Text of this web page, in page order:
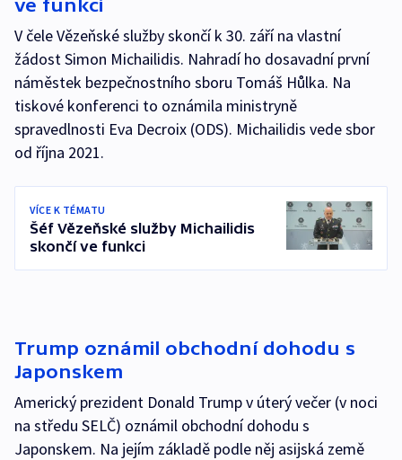
ve funkci
V čele Vězeňské služby skončí k 30. září na vlastní
žádost Simon Michailidis. Nahradí ho dosavadní první
náměstek bezpečnostního sboru Tomáš Hůlka. Na
tiskové konferenci to oznámila ministryně
spravedlnosti Eva Decroix (ODS). Michailidis vede sbor
od října 2021.
VÍCE K TÉMATU
Šéf Vězeňské služby Michailidis
skončí ve funkci
Trump oznámil obchodní dohodu s
Japonskem
Americký prezident Donald Trump v úterý večer (v noci
na středu SELČ) oznámil obchodní dohodu s
Japonskem. Na jejím základě podle něj asijská země